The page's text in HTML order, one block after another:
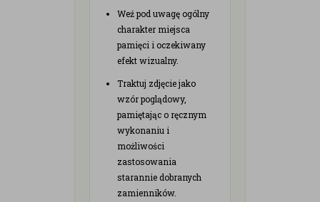
Weź pod uwagę ogólny
charakter miejsca
pamięci i oczekiwany
efekt wizualny.
Traktuj zdjęcie jako
wzór poglądowy,
pamiętając o ręcznym
wykonaniu i
możliwości
zastosowania
starannie dobranych
zamienników.